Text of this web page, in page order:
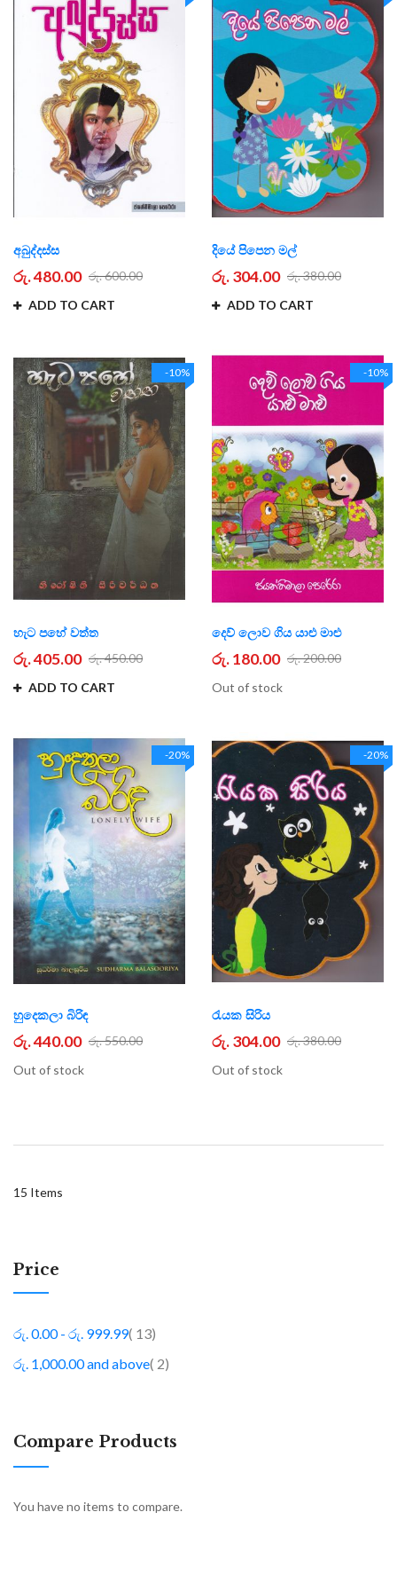
අබුද්දස්ස
රු. 480.00 රු. 600.00
ADD TO CART
දියේ පිපෙන මල්
රු. 304.00 රු. 380.00
ADD TO CART
-10%
හැට පහේ වත්ත
රු. 405.00 රු. 450.00
ADD TO CART
-10%
දෙව් ලොව ගිය යාළු මාළු
රු. 180.00 රු. 200.00
Out of stock
-20%
හුදෙකලා බිරිඳ
රු. 440.00 රු. 550.00
Out of stock
-20%
රැයක සිරිය
රු. 304.00 රු. 380.00
Out of stock
15 Items
Price
රු. 0.00- රු. 999.99 13item
රු. 1,000.00and above 2item
Compare Products
You have no items to compare.